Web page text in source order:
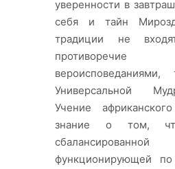
уверенности в
себя и тайн
традиции не
Универсальной
Учение
знание о том,
функционирующей